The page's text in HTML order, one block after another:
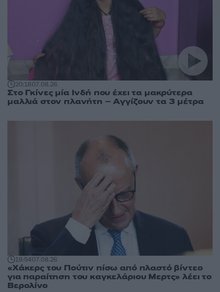
20:1807.08.26
Στο Γκίνες μία Ινδή που έχει τα μακρύτερα
μαλλιά στον πλανήτη – Αγγίζουν τα 3 μέτρα
19:5407.08.26
«Χάκερς του Πούτιν πίσω από πλαστό βίντεο
για παραίτηση του καγκελάριου Μερτς» λέει το
Βερολίνο